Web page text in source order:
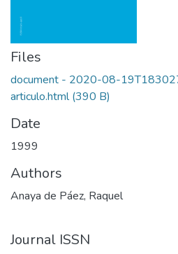
Files
document - 2020-08-
articulo.html(390 B)
Date
1999
Authors
Anaya de Páez, Raquel
Journal ISSN